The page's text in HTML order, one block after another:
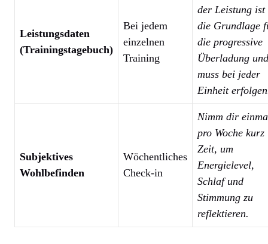
Leistungsdaten
(Trainingstagebuch)
Bei jedem
einzelnen
Training
der Leistung ist
die Grundlage
die progressive
Überladung und
muss bei jeder
Einheit
Subjektives
Wohlbefinden
Wöchentliches
Check-in
Nimm dir
pro Woche kurz
Zeit, um
Energielevel,
Schlaf und
Stimmung zu
reflektieren.